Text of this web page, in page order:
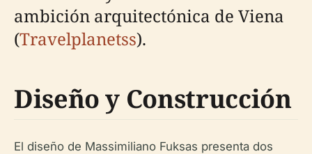
ambición arquitectónica de Viena
(Travelplanetss).
Diseño y Construcción
El diseño de Massimiliano Fuksas presenta dos